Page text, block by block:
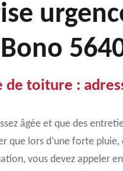
de toiture :
âgée et que des
que lors d’une forte pluie,
vous devez appeler